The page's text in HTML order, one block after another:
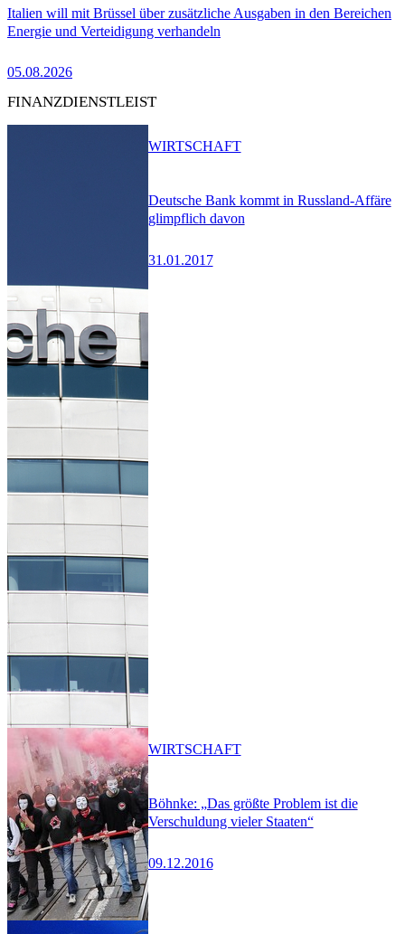
Italien will mit Brüssel über zusätzliche Ausgaben in den Bereichen
Energie und Verteidigung verhandeln
05.08.2026
FINANZDIENSTLEIST
Deutsche Bank kommt in Russland-Affäre
glimpflich davon
31.01.2017
WIRTSCHAFT
Böhnke: „Das größte Problem ist die
Verschuldung vieler Staaten“
09.12.2016
WIRTSCHAFT